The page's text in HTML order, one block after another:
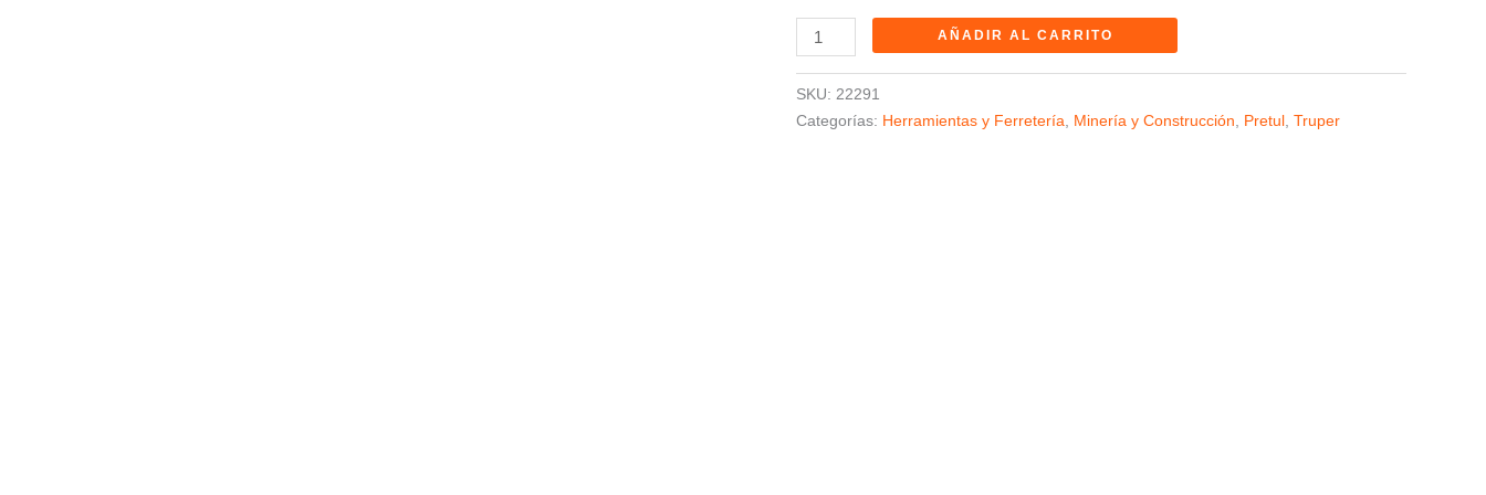
AÑADIR AL CARRITO
SKU: 22291
Categorías: Herramientas y Ferretería Minería y Construcción Pretul Truper